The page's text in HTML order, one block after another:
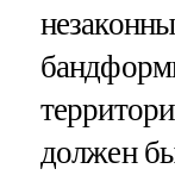
должен